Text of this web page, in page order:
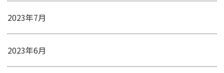
2023年7月
2023年6月